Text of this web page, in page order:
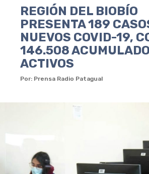
REGIÓN DEL BIOBÍO
PRESENTA 189
NUEVOS COVID-19,
146.508
ACTIVOS
Por: Prensa Radio Patagual